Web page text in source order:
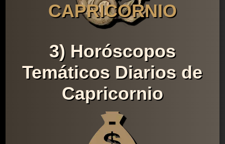
CAPRICORNIO
3) Horóscopos
Temáticos Diarios de
Capricornio